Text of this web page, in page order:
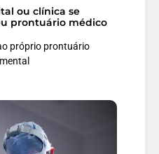
ou clínica se
prontuário médico
próprio prontuário